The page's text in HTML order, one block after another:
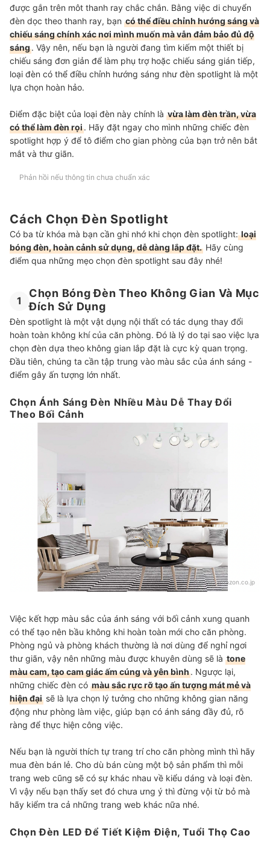
được gắn trên môt thanh ray chắc chắn. Bằng việc di chuyển
đèn dọc theo thanh ray, bạn có thể điều chỉnh hướng sáng và
chiếu sáng chính xác nơi mình muốn mà vẫn đảm bảo đủ độ
sáng. Vậy nên, nếu bạn là người đang tìm kiếm một thiết bị
chiếu sáng đơn giản để làm phụ trợ hoặc chiếu sáng gián tiếp,
loại đèn có thể điều chỉnh hướng sáng như đèn spotlight là một
lựa chọn hoàn hảo.
Điểm đặc biệt của loại đèn này chính là vừa làm đèn trần, vừa
có thể làm đèn rọi. Hãy đặt ngay cho mình những chiếc đèn
spotlight hợp ý để tô điểm cho gian phòng của bạn trở nên bắt
mắt và thư giãn.
Phản hồi nếu thông tin chưa chuẩn xác
Cách Chọn Đèn Spotlight
Có ba từ khóa mà bạn cần ghi nhớ khi chọn đèn spotlight:loại
bóng đèn, hoàn cảnh sử dụng, dễ dàng lắp đặt. Hãy cùng
điểm qua những mẹo chọn đèn spotlight sau đây nhé!
1
Chọn Bóng Đèn Theo Không Gian Và Mục
Đích Sử Dụng
Đèn spotlight là một vật dụng nội thất có tác dụng thay đổi
hoàn toàn không khí của căn phòng. Đó là lý do tại sao việc lựa
chọn đèn dựa theo không gian lắp đặt là cực kỳ quan trọng.
Đầu tiên, chúng ta cần tập trung vào màu sắc của ánh sáng -
điểm gây ấn tượng lớn nhất.
Chọn Ánh Sáng Đèn Nhiều Màu Dễ Thay Đổi
Theo Bối Cảnh
Nguồn:amazon.co.jp
Việc kết hợp màu sắc của ánh sáng với bối cảnh xung quanh
có thể tạo nên bầu không khi hoàn toàn mới cho căn phòng.
Phòng ngủ và phòng khách thường là nơi dùng để nghỉ ngơi
thư giãn, vậy nên những màu được khuyên dùng sẽ là tone
màu cam, tạo cam giác ấm cúng và yên bình. Ngược lại,
những chiếc đèn có màu sắc rực rỡ tạo ấn tượng mát mẻ và
hiện đại sẽ là lựa chọn lý tưởng cho những không gian năng
động như phòng làm việc, giúp bạn có ánh sáng đầy đủ, rõ
ràng để thực hiện công việc.
Nếu bạn là người thích tự trang trí cho căn phòng mình thì hãy
mua đèn bán lẻ. Cho dù bán cùng một bộ sản phẩm thì mỗi
trang web cũng sẽ có sự khác nhau về kiểu dáng và loại đèn.
Vì vậy nếu bạn thấy set đó chưa ưng ý thì đừng vội từ bỏ mà
hãy kiểm tra cả những trang web khác nữa nhé.
Chọn Đèn LED Để Tiết Kiệm Điện, Tuổi Thọ Cao